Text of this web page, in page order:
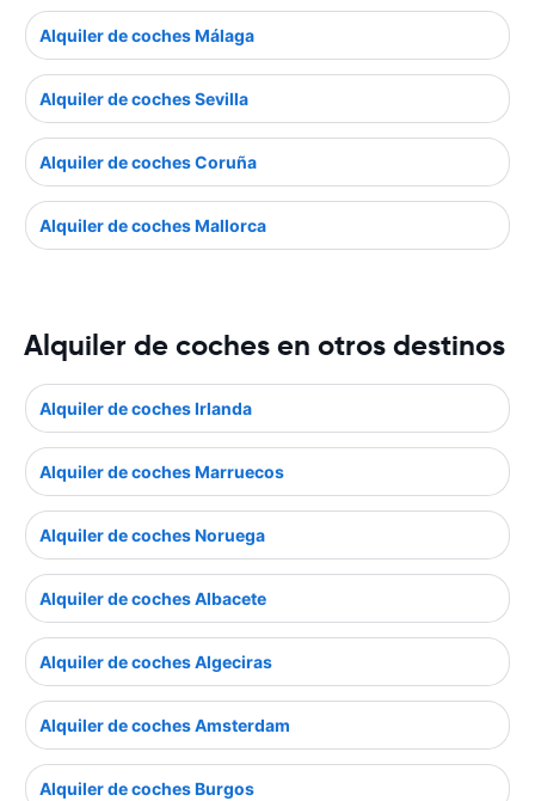
Alquiler de coches Málaga
Alquiler de coches Sevilla
Alquiler de coches Coruña
Alquiler de coches Mallorca
Alquiler de coches en otros destinos
Alquiler de coches Irlanda
Alquiler de coches Marruecos
Alquiler de coches Noruega
Alquiler de coches Albacete
Alquiler de coches Algeciras
Alquiler de coches Amsterdam
Alquiler de coches Burgos